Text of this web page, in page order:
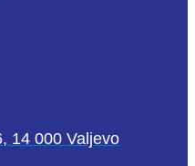
14 000 Valjevo